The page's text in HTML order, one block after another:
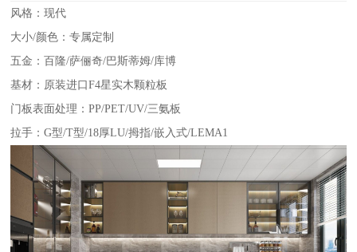
风格：现代
大小/颜色：专属定制
五金：百隆/萨俪奇/巴斯蒂姆/库博
基材：原装进口F4星实木颗粒板
门板表面处理：PP/PET/UV/三氨板
拉手：G型/T型/18厚LU/拇指/嵌入式/LEMA1